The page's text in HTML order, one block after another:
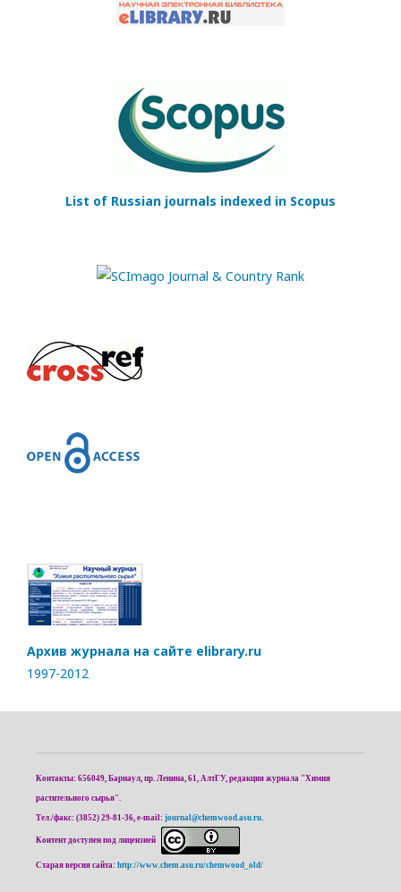
List of Russian journals indexed in Scopus
Архив журнала на сайте elibrary.ru
1997-2012
Контакты: 656049, Барнаул, пр. Ленина, 61, АлтГУ, редакция журнала "Химия
растительного сырья".
Тел./факс: (3852) 29-81-36, e-mail: journal@chemwood.asu.ru.
Контент доступен под лицензией
Старая версия сайта: http://www.chem.asu.ru/chemwood_old/